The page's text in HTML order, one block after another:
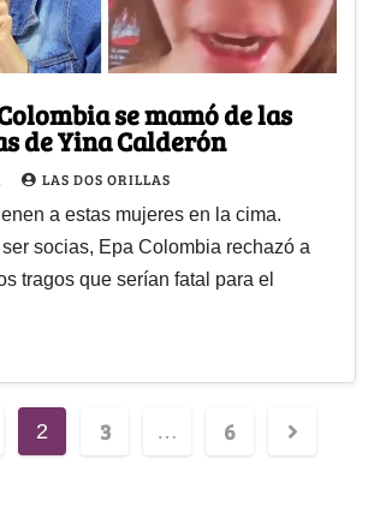
se mamó de las
de Yina Calderón
LAS DOS ORILLAS
a estas mujeres en la cima.
socias, Epa Colombia rechazó a
tragos que serían fatal para el
2 3 … 6